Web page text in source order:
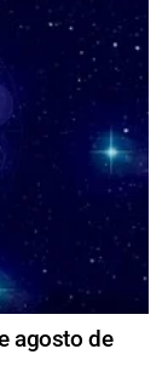
agosto de